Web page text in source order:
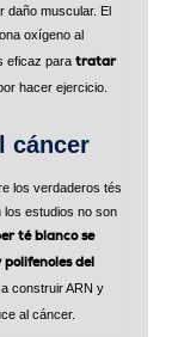
daño muscular. El
oxígeno al
eficaz para tratar
hacer ejercicio.
cáncer
los verdaderos tés
los estudios no son
té blanco se
del
construir ARN y
al cáncer.